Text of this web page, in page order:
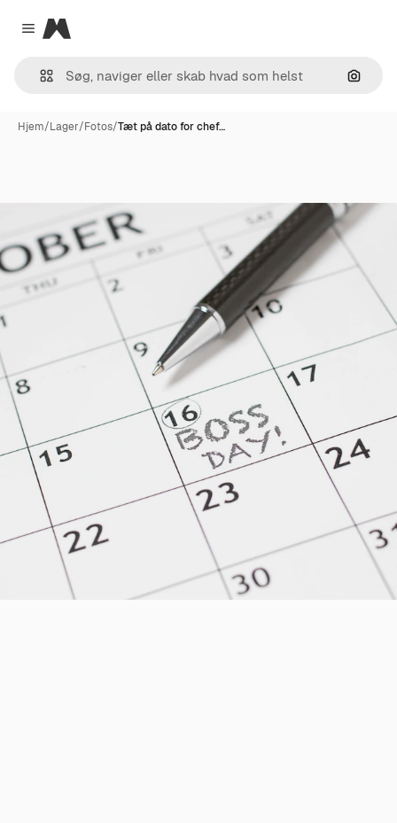
Close menu
Magnific
Søg
Hjem/Lager/Fotos/Tæt på dato for chef…